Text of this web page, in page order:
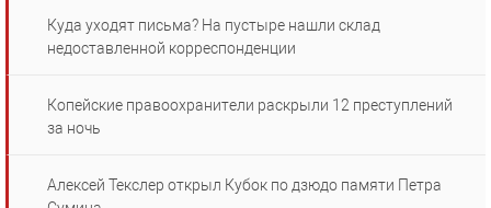
Куда уходят письма? На пустыре нашли склад
недоставленной корреспонденции
Копейские правоохранители раскрыли 12 преступлений
за ночь
Алексей Текслер открыл Кубок по дзюдо памяти Петра